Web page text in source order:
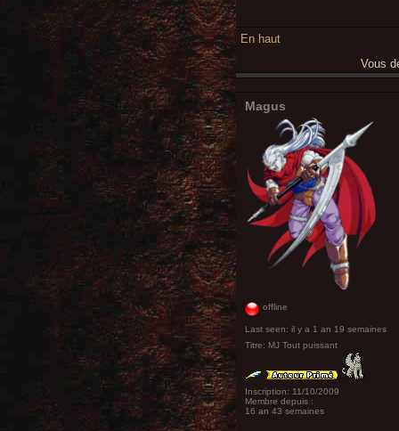
En haut
Vous
Magus
offline
Last seen: il y a 1 an 19 semaines
Titre: MJ Tout puissant
Inscription: 11/10/2009
Membre depuis :
16 an 43 semaines